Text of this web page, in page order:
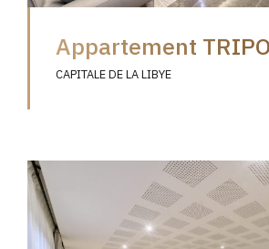
Appartement
CAPITALE DE LA LIBYE